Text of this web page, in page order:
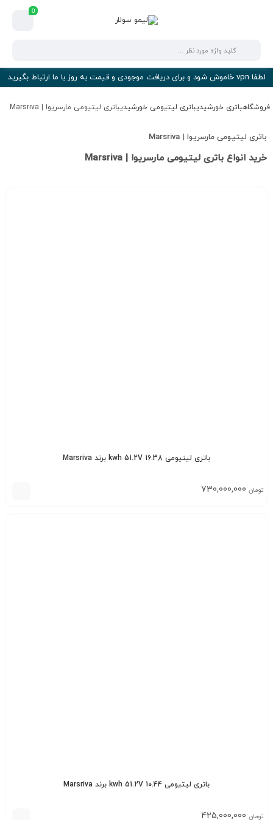
0
لطفا vpn خاموش شود و برای دریافت موجودی و قیمت به روز با ما ارتباط بگیرید
فروشگاهباتری خورشیدیباتری لیتیومی خورشیدیباتری لیتیومی مارسریوا | Marsriva
باتری لیتیومی مارسریوا | Marsriva
خرید انواع باتری لیتیومی مارسریوا | Marsriva
باتری لیتیومی 16.38 kwh 51.2V برند Marsriva
تومان
باتری لیتیومی 10.44 kwh 51.2V برند Marsriva
تومان